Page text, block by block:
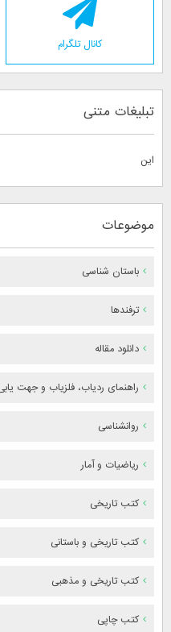
کانال تلگرام
تبلیغات متنی
این
موضوعات
باستان شناسی
ترفندها
دانلود مقاله
راهنمای ردیاب، فلزیاب و جهت
روانشناسی
ریاضیات و آمار
کتب تاریخی
کتب تاریخی و باستانی
کتب تاریخی و مذهبی
کتب چاپی